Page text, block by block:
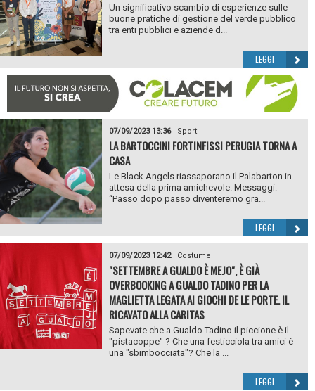
Un significativo scambio di esperienze sulle
buone pratiche di gestione del verde pubblico
tra enti pubblici e aziende d...
LEGGI
07/09/2023 13:36| Sport
LA BARTOCCINI FORTINFISSI PERUGIA TORNA A
CASA
Le Black Angels riassaporano il Palabarton in
attesa della prima amichevole. Messaggi:
“Passo dopo passo diventeremo gra...
LEGGI
07/09/2023 12:42| Costume
"SETTEMBRE A GUALDO È MEJO", È GIÀ
OVERBOOKING A GUALDO TADINO PER LA
MAGLIETTA LEGATA AI GIOCHI DE LE PORTE. IL
RICAVATO ALLA CARITAS
Sapevate che a Gualdo Tadino il piccione è il
"pistacoppe" ? Che una festicciola tra amici è
una "sbimbocciata"? Che la ...
LEGGI